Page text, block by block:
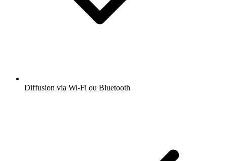
Diffusion via Wi-Fi ou Bluetooth